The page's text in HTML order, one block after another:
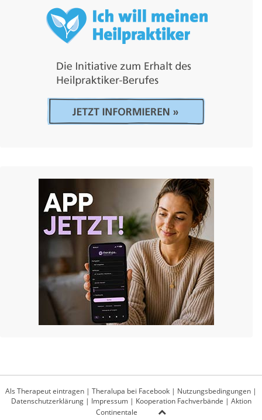
Als Therapeut eintragen | Theralupa bei Facebook | Nutzungsbedingungen |
Datenschutzerklärung| Impressum| Kooperation Fachverbände | Aktion
Continentale